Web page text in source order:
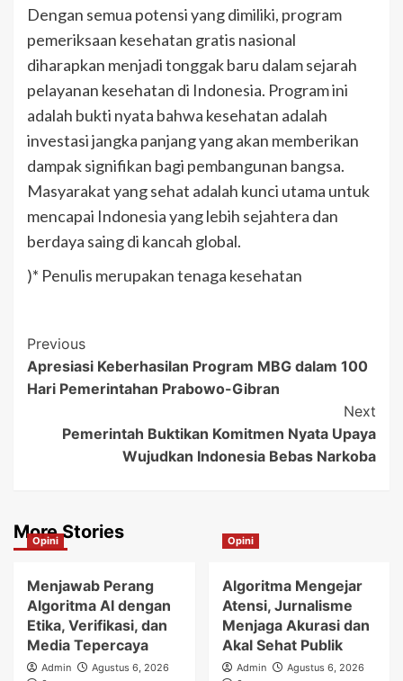
Dengan semua potensi yang dimiliki, program
pemeriksaan kesehatan gratis nasional
diharapkan menjadi tonggak baru dalam sejarah
pelayanan kesehatan di Indonesia. Program ini
adalah bukti nyata bahwa kesehatan adalah
investasi jangka panjang yang akan memberikan
dampak signifikan bagi pembangunan bangsa.
Masyarakat yang sehat adalah kunci utama untuk
mencapai Indonesia yang lebih sejahtera dan
berdaya saing di kancah global.
)* Penulis merupakan tenaga kesehatan
Post
Navigation
Previous
Apresiasi Keberhasilan Program MBG dalam 100
Hari Pemerintahan Prabowo-Gibran
Next
Pemerintah Buktikan Komitmen Nyata Upaya
Wujudkan Indonesia Bebas Narkoba
More Stories
Opini
Menjawab Perang
Algoritma AI dengan
Etika, Verifikasi, dan
Media Tepercaya
Admin
Agustus 6, 2026
Opini
Algoritma Mengejar
Atensi, Jurnalisme
Menjaga Akurasi dan
Akal Sehat Publik
Admin
Agustus 6, 2026